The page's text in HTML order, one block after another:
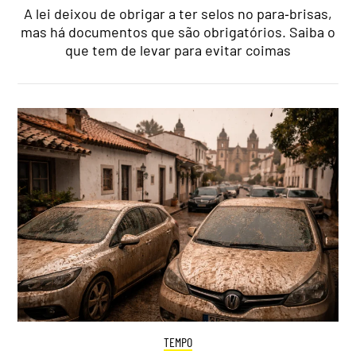
A lei deixou de obrigar a ter selos no para‑brisas,
mas há documentos que são obrigatórios. Saiba o
que tem de levar para evitar coimas
TEMPO